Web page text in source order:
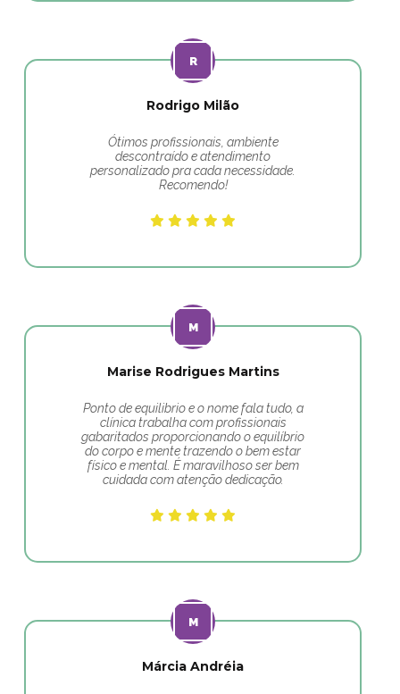
Rodrigo Milão
Ótimos profissionais, ambiente
descontraído e atendimento
personalizado pra cada necessidade.
Recomendo!
Marise Rodrigues Martins
Ponto de equilibrio e o nome fala tudo, a
clínica trabalha com profissionais
gabaritados proporcionando o equilíbrio
do corpo e mente trazendo o bem estar
físico e mental. É maravilhoso ser bem
cuidada com atenção dedicação.
Márcia Andréia